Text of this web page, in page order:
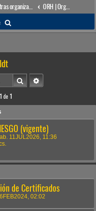
Otras organizaciones
ORH | Organización Rescate Humboldt
u
a
r
BuscarBúsqueda avanzada
1 de 1
(vigente)
11JUL2026, 11:36
de Certificados
02:02